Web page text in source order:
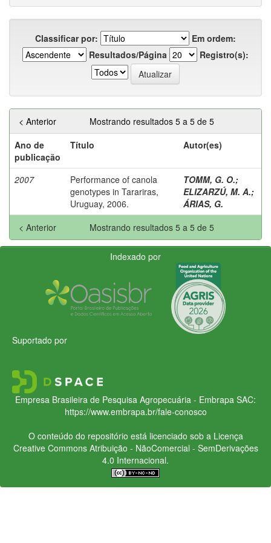
Classificar por:
Em ordem:
Resultados/Página
Registro(s):
Mostrando resultados 5 a 5 de 5
< Anterior
Ano de
publicação
Título Autor(es)
2007
Performance of canola
genotypes in Tarariras,
Uruguay, 2006.
TOMM, G. O.;
ELIZARZÚ, M. A.;
ÁRIAS, G.
Mostrando resultados 5 a 5 de 5
< Anterior
Indexado por
Suportado por
Empresa Brasileira de Pesquisa Agropecuária - Embrapa SAC:
https://www.embrapa.br/fale-conosco
O conteúdo do repositório está licenciado sob a Licença
Creative CommonsAtribuição - NãoComercial - SemDerivações
4.0 Internacional.